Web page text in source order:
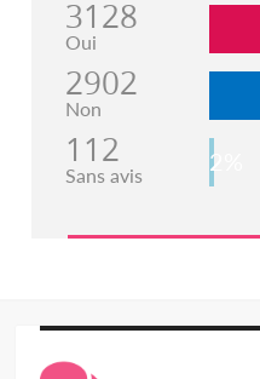
3128
Oui
2902
Non
112
Sans avis 2%